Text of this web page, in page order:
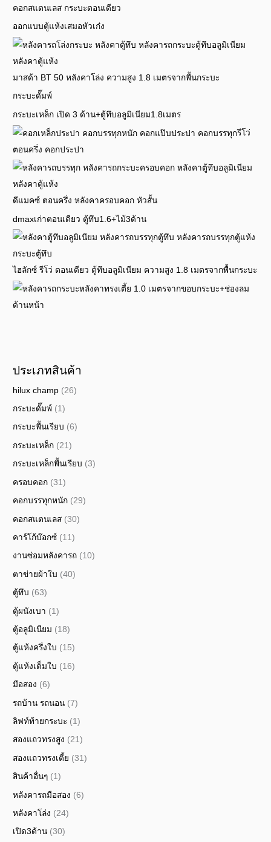
คอกสแตนเลส กระบะตอนเดียว
ออกแบบตู้แห้งเสมอหัวเก๋ง
มาสด้า BT 50 หลังคาโล่ง ความสูง 1.8 เมตรจากพื้นกระบะ
กระบะดั๊มพ์
กระบะเหล็ก เปิด 3 ด้าน+ตู้ทึบอลูมิเนียม1.8เมตร
รีโว่
ตอนครึ่ง คอกประปา
ดีแมคซ์ ตอนครึ่ง หลังคาครอบคอก หัวสั้น
dmaxเก่าตอนเดียว ตู้ทึบ1.6+ไม้3ด้าน
ไฮลักซ์ รีโว่ ตอนเดียว ตู้ทึบอลูมิเนียม ความสูง 1.8 เมตรจากพื้นกระบะ
หลังคาทรงเตี้ย 1.0 เมตรจากขอบกระบะ+ช่องลม
ด้านหน้า
ประเภทสินค้า
hilux champ (26)
กระบะดั๊มพ์ (1)
กระบะพื้นเรียบ (6)
กระบะเหล็ก (21)
กระบะเหล็กพื้นเรียบ (3)
ครอบคอก (31)
คอกบรรทุกหนัก (29)
คอกสแตนเลส (30)
คาร์โก้บ๊อกซ์ (11)
งานซ่อมหลังคารถ (10)
ตาข่ายผ้าใบ (40)
ตู้ทึบ (63)
ตู้ผนังเบา (1)
ตู้อลูมิเนียม (18)
ตู้แห้งครึ่งใบ (15)
ตู้แห้งเต็มใบ (16)
มือสอง (6)
รถบ้าน รถนอน (7)
ลิฟท์ท้ายกระบะ (1)
สองแถวทรงสูง (21)
สองแถวทรงเตี้ย (31)
สินค้าอื่นๆ (1)
หลังคารถมือสอง (6)
หลังคาโล่ง (24)
เปิด3ด้าน (30)